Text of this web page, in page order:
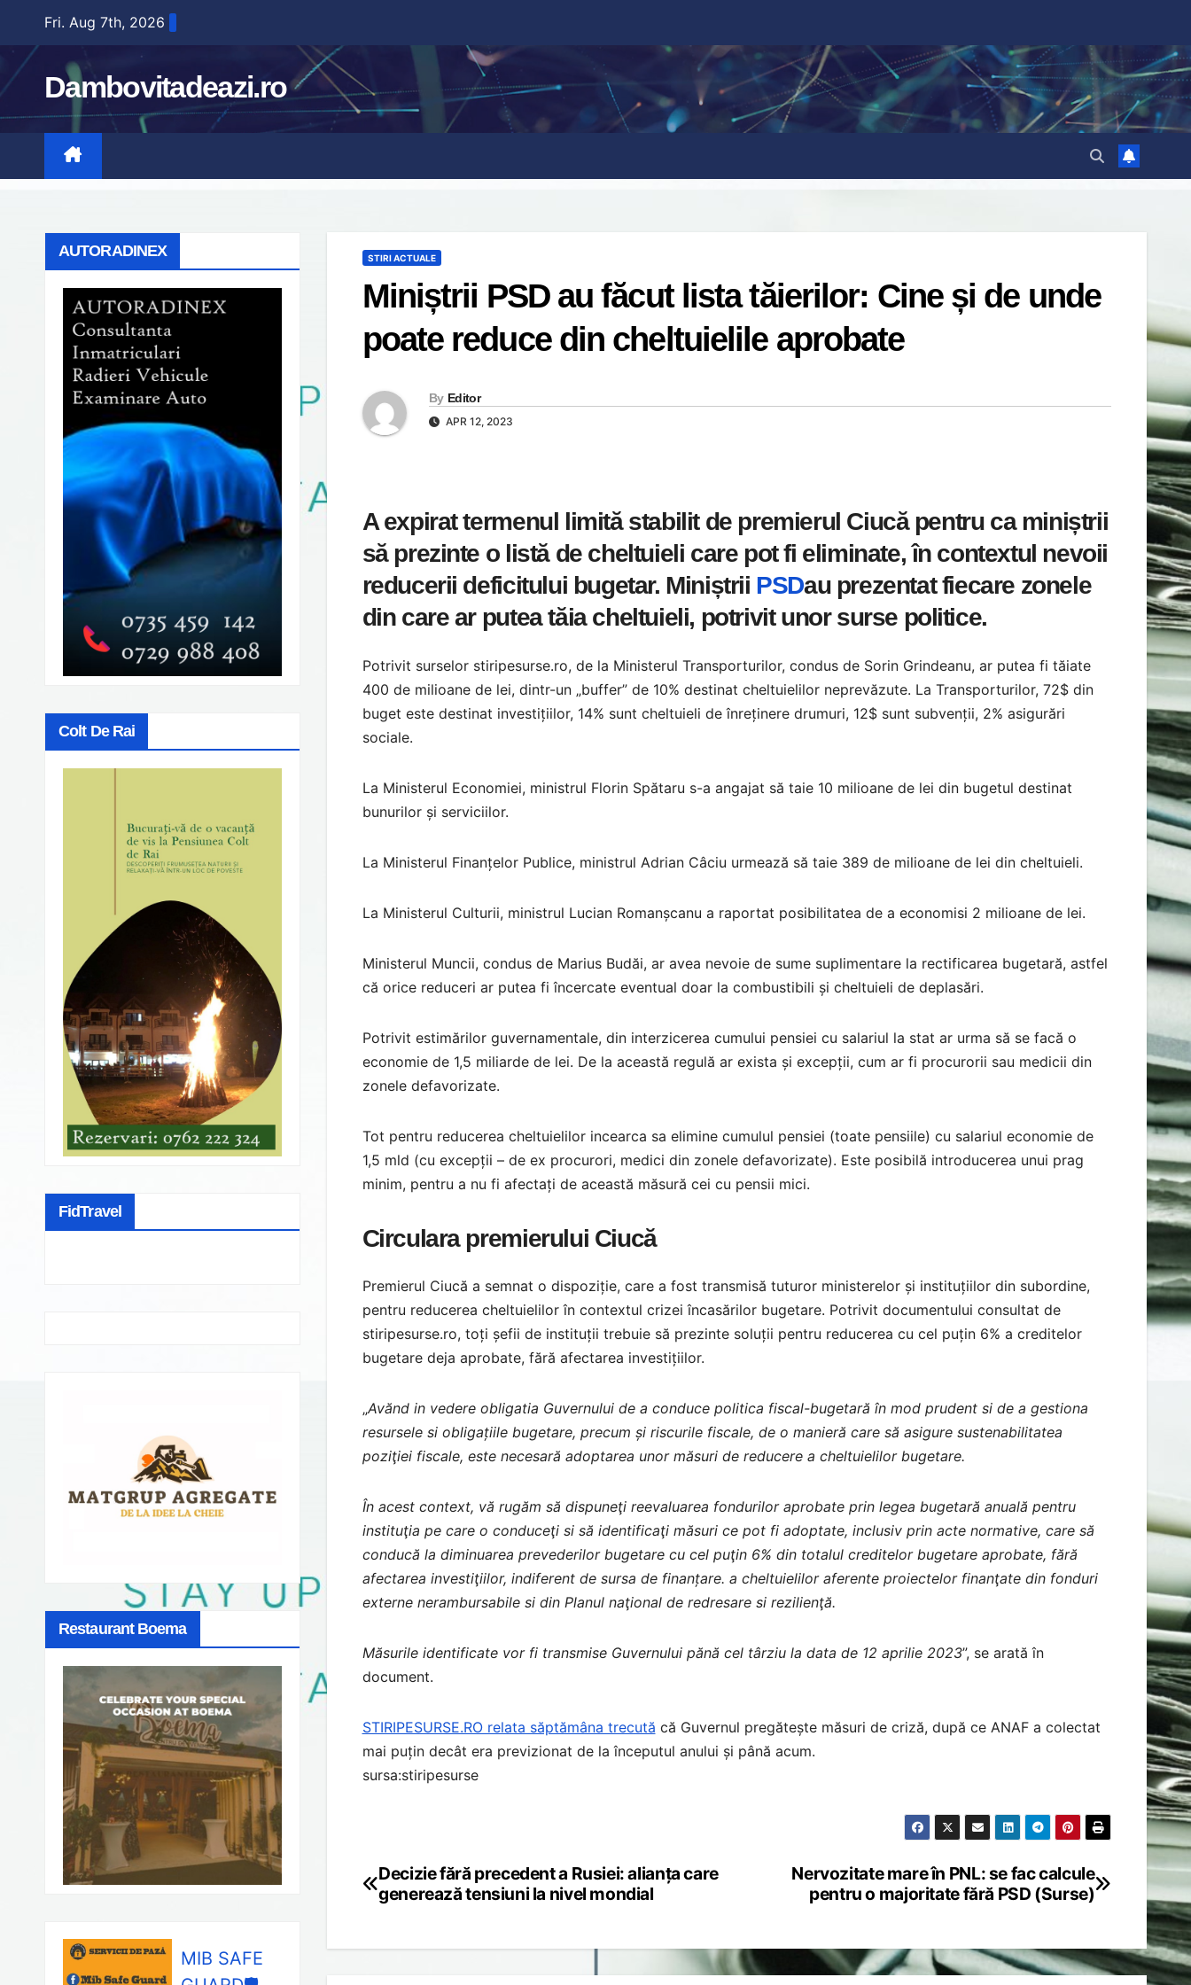
content
Fri. Aug 7th, 2026
Dambovitadeazi.ro
AUTORADINEX
Colt De Rai
FidTravel
Restaurant Boema
MIB SAFE
STIRI ACTUALE
Miniștrii PSD au făcut lista tăierilor: Cine și de unde
poate reduce din cheltuielile aprobate
By Editor
APR 12, 2023
A expirat termenul limită stabilit de premierul Ciucă pentru ca miniștrii
să prezinte o listă de cheltuieli care pot fi eliminate, în contextul nevoii
reducerii deficitului bugetar. Miniștrii PSDau prezentat fiecare zonele
din care ar putea tăia cheltuieli, potrivit unor surse politice.
Potrivit surselor stiripesurse.ro, de la Ministerul Transporturilor, condus de Sorin Grindeanu, ar putea fi tăiate
400 de milioane de lei, dintr-un „buffer” de 10% destinat cheltuielilor neprevăzute. La Transporturilor, 72$ din
buget este destinat investițiilor, 14% sunt cheltuieli de înreținere drumuri, 12$ sunt subvenții, 2% asigurări
sociale.
La Ministerul Economiei, ministrul Florin Spătaru s-a angajat să taie 10 milioane de lei din bugetul destinat
bunurilor și serviciilor.
La Ministerul Finanțelor Publice, ministrul Adrian Câciu urmează să taie 389 de milioane de lei din cheltuieli.
La Ministerul Culturii, ministrul Lucian Romanșcanu a raportat posibilitatea de a economisi 2 milioane de lei.
Ministerul Muncii, condus de Marius Budăi, ar avea nevoie de sume suplimentare la rectificarea bugetară, astfel
că orice reduceri ar putea fi încercate eventual doar la combustibili și cheltuieli de deplasări.
Potrivit estimărilor guvernamentale, din interzicerea cumului pensiei cu salariul la stat ar urma să se facă o
economie de 1,5 miliarde de lei. De la această regulă ar exista și excepții, cum ar fi procurorii sau medicii din
zonele defavorizate.
Tot pentru reducerea cheltuielilor incearca sa elimine cumulul pensiei (toate pensiile) cu salariul economie de
1,5 mld (cu excepții – de ex procurori, medici din zonele defavorizate). Este posibilă introducerea unui prag
minim, pentru a nu fi afectați de această măsură cei cu pensii mici.
Circulara premierului Ciucă
Premierul Ciucă a semnat o dispoziție, care a fost transmisă tuturor ministerelor și instituțiilor din subordine,
pentru reducerea cheltuielilor în contextul crizei încasărilor bugetare. Potrivit documentului consultat de
stiripesurse.ro, toți șefii de instituții trebuie să prezinte soluții pentru reducerea cu cel puțin 6% a creditelor
bugetare deja aprobate, fără afectarea investițiilor.
„Avănd in vedere obligatia Guvernului de a conduce politica fiscal-bugetară în mod prudent si de a gestiona
resursele si obligațiile bugetare, precum și riscurile fiscale, de o manieră care să asigure sustenabilitatea
poziţiei fiscale, este necesară adoptarea unor măsuri de reducere a cheltuielilor bugetare.
În acest context, vă rugăm să dispuneţi reevaluarea fondurilor aprobate prin legea bugetară anuală pentru
instituţia pe care o conduceţi si să identificaţi măsuri ce pot fi adoptate, inclusiv prin acte normative, care să
conducă la diminuarea prevederilor bugetare cu cel puţin 6% din totalul creditelor bugetare aprobate, fără
afectarea investiţiilor, indiferent de sursa de finanțare. a cheltuielilor aferente proiectelor finanţate din fonduri
externe nerambursabile si din Planul naţional de redresare si rezilienţă.
Măsurile identificate vor fi transmise Guvernului pănă cel târziu la data de 12 aprilie 2023”, se arată în
document.
STIRIPESURSE.RO relata săptămâna trecută că Guvernul pregătește măsuri de criză, după ce ANAF a colectat
mai puțin decât era previzionat de la începutul anului și până acum.
sursa:stiripesurse
Post
Nervozitate mare în PNL: se fac calcule
pentru o majoritate fără PSD (Surse)
Decizie fără precedent a Rusiei: alianța care
generează tensiuni la nivel mondial